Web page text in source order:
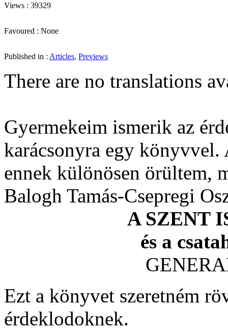
Views : 39329
Favoured : None
Published in : Articles, Previews
There are no translations
Gyermekeim ismerik az
karácsonyra egy
ennek különösen örültem,
Balogh Tamás-Csepregi
A SZENT
és a
Ezt a könyvet szeretném
érdeklodoknek.